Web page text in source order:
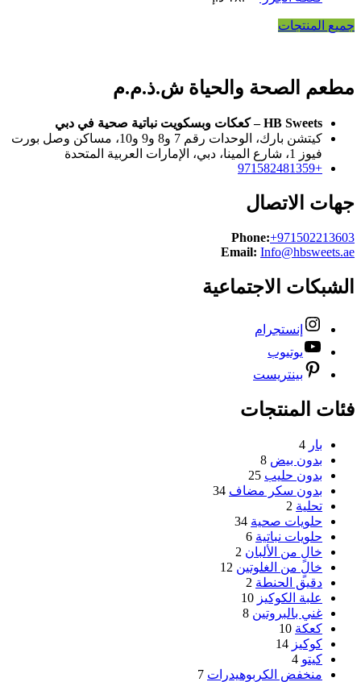
جميع المنتجات
مطعم الصحة والحياة ش.ذ.م.م
HB Sweets – كعكات وبسكويت نباتية صحية في دبي
كيتشن بارك، الوحدات رقم 7 و8 و9 و10، مساكن وصل بورت
فيوز 1، شارع المينا، دبي، الإمارات العربية المتحدة
+971582481359
جهات الاتصال
Phone:+971502213603
Email: Info@hbsweets.ae
الشبكات الاجتماعية
إنستجرام
يوتيوب
بينتريست
فئات المنتجات
بار 4
بدون بيض 8
بدون حليب 25
بدون سكر مضاف 34
تحلية 2
حلويات صحية 34
حلويات نباتية 6
خالٍ من الألبان 2
خالٍ من الغلوتين 12
دقيق الحنطة 2
علبة الكوكيز 10
غني بالبروتين 8
كعكة 10
كوكيز 14
كيتو 4
منخفض الكربوهيدرات 7